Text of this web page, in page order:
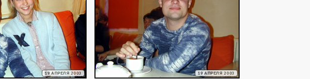
19 АПРЕЛЯ 2003 19 АПРЕЛЯ 2003